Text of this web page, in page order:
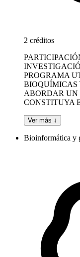
2 créditos
PROGRAMA
BIOQUÍMICAS
ABORDAR UN
CONSTITUYA
Ver más ↓
Bioinformática y